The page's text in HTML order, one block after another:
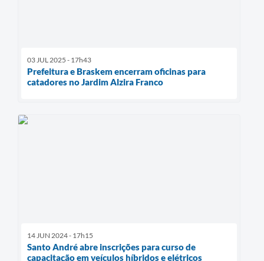
03 JUL 2025 - 17h43
Prefeitura e Braskem encerram oficinas para
catadores no Jardim Alzira Franco
14 JUN 2024 - 17h15
Santo André abre inscrições para curso de
capacitação em veículos híbridos e elétricos